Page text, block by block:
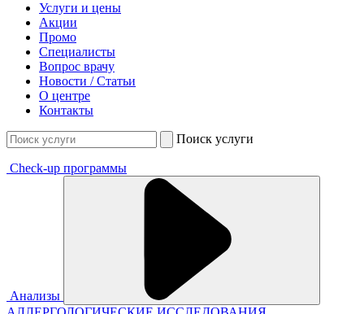
Услуги и цены
Акции
Промо
Специалисты
Вопрос врачу
Новости / Статьи
О центре
Контакты
Поиск услуги
Check-up программы
Анализы